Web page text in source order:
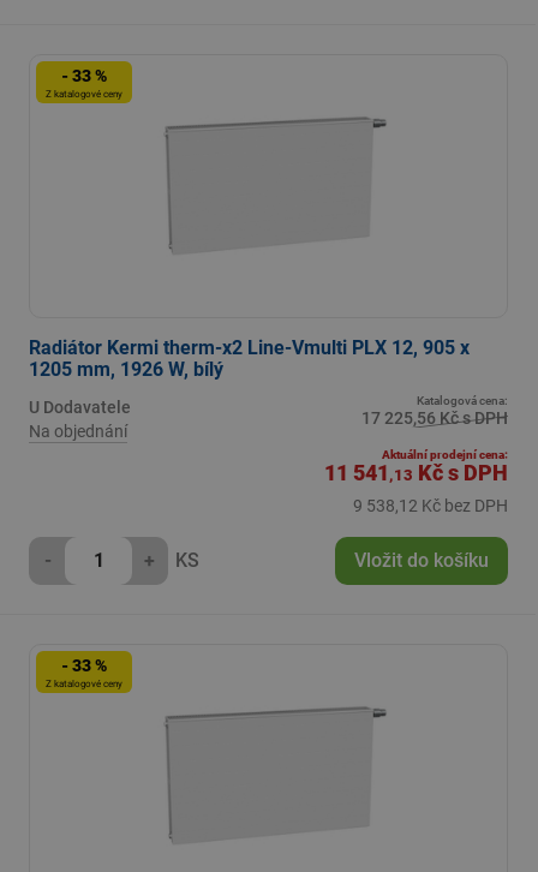
- 33 %
Z katalogové ceny
Radiátor Kermi therm-x2 Line-Vmulti PLX 12, 905 x
1205 mm, 1926 W, bílý
U Dodavatele
Na objednání
Katalogová cena:
17 225,56 Kč s DPH
Aktuální prodejní cena:
11 541 ,13 Kčs DPH
9 538,12 Kč bez DPH
- + KS Vložit do košíku
- 33 %
Z katalogové ceny